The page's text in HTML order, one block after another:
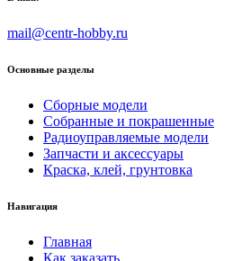
mail@centr-hobby.ru
Основные разделы
Сборные модели
Собранные и покрашенные
Радиоуправляемые модели
Запчасти и аксессуары
Краска, клей, грунтовка
Навигация
Главная
Как заказать